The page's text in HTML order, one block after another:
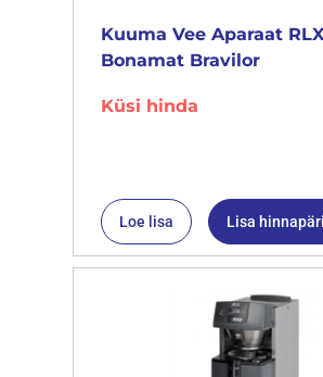
Kuuma Vee Aparaat
Bonamat Bravilor
Küsi hinda
Loe lisa Lisa